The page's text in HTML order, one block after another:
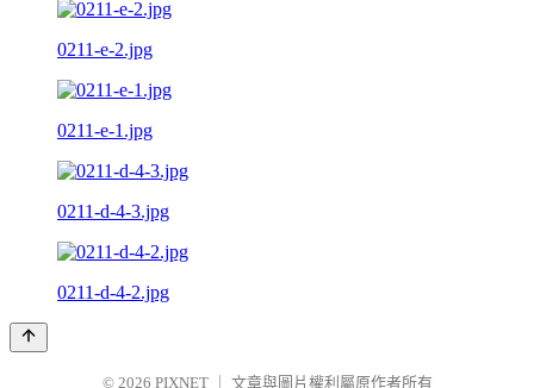
0211-e-2.jpg
0211-e-1.jpg
0211-d-4-3.jpg
0211-d-4-2.jpg
© 2026 PIXNET 文章與圖片權利屬原作者所有